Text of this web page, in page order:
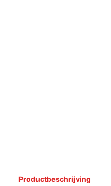
Productbeschrijving